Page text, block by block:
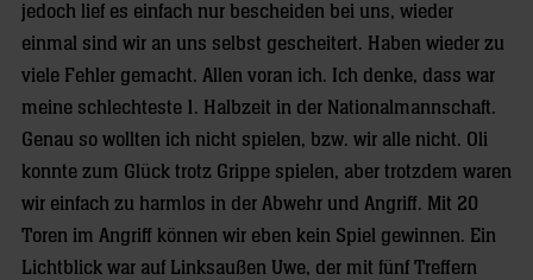
jedoch lief es einfach nur bescheiden bei uns, wieder
einmal sind wir an uns selbst gescheitert. Haben wieder zu
viele Fehler gemacht. Allen voran ich. Ich denke, dass war
meine schlechteste 1. Halbzeit in der Nationalmannschaft.
Genau so wollten ich nicht spielen, bzw. wir alle nicht. Oli
konnte zum Glück trotz Grippe spielen, aber trotzdem waren
wir einfach zu harmlos in der Abwehr und Angriff. Mit 20
Toren im Angriff können wir eben kein Spiel gewinnen. Ein
Lichtblick war auf Linksaußen Uwe, der mit fünf Treffern